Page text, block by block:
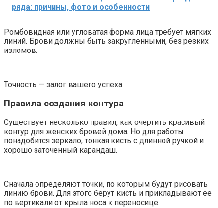
ряда: причины, фото и особенности
Ромбовидная или угловатая форма лица требует мягких
линий. Брови должны быть закругленными, без резких
изломов.
Точность — залог вашего успеха.
Правила создания контура
Существует несколько правил, как очертить красивый
контур для женских бровей дома. Но для работы
понадобится зеркало, тонкая кисть с длинной ручкой и
хорошо заточенный карандаш.
Сначала определяют точки, по которым будут рисовать
линию брови. Для этого берут кисть и прикладывают ее
по вертикали от крыла носа к переносице.